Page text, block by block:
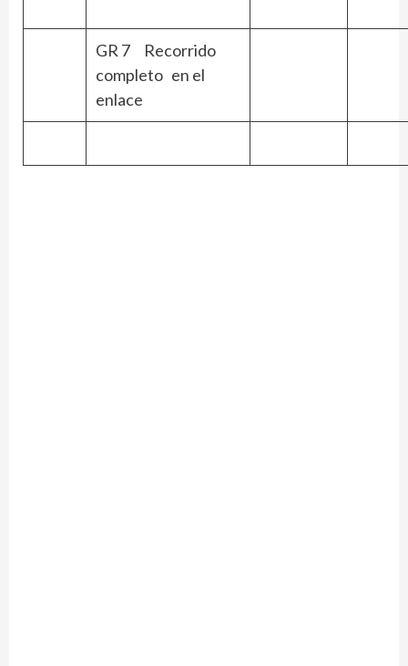
GR 7 Recorrido
completo en el
enlace